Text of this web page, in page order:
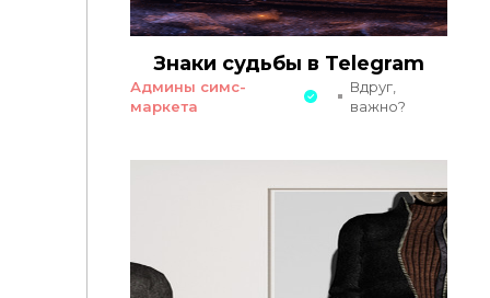
Знаки судьбы в Telegram
Админы симс-
маркета
Вдруг,
важно?